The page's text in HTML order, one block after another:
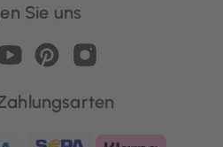
Sie uns